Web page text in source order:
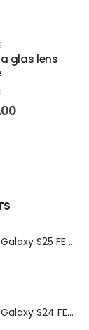
glas lens
Huidige
Samsung Galaxy S25 FE scherm herstelling
Samsung Galaxy S24 FE scherm herstelling